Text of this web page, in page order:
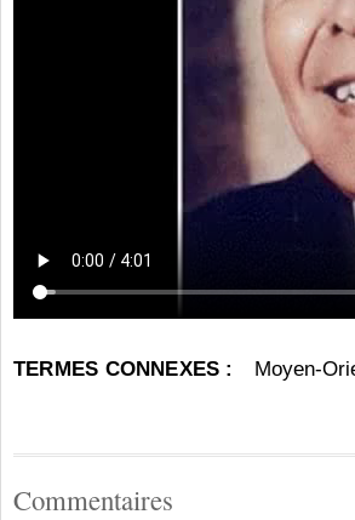
TERMES CONNEXES : Moyen-
Commentaires